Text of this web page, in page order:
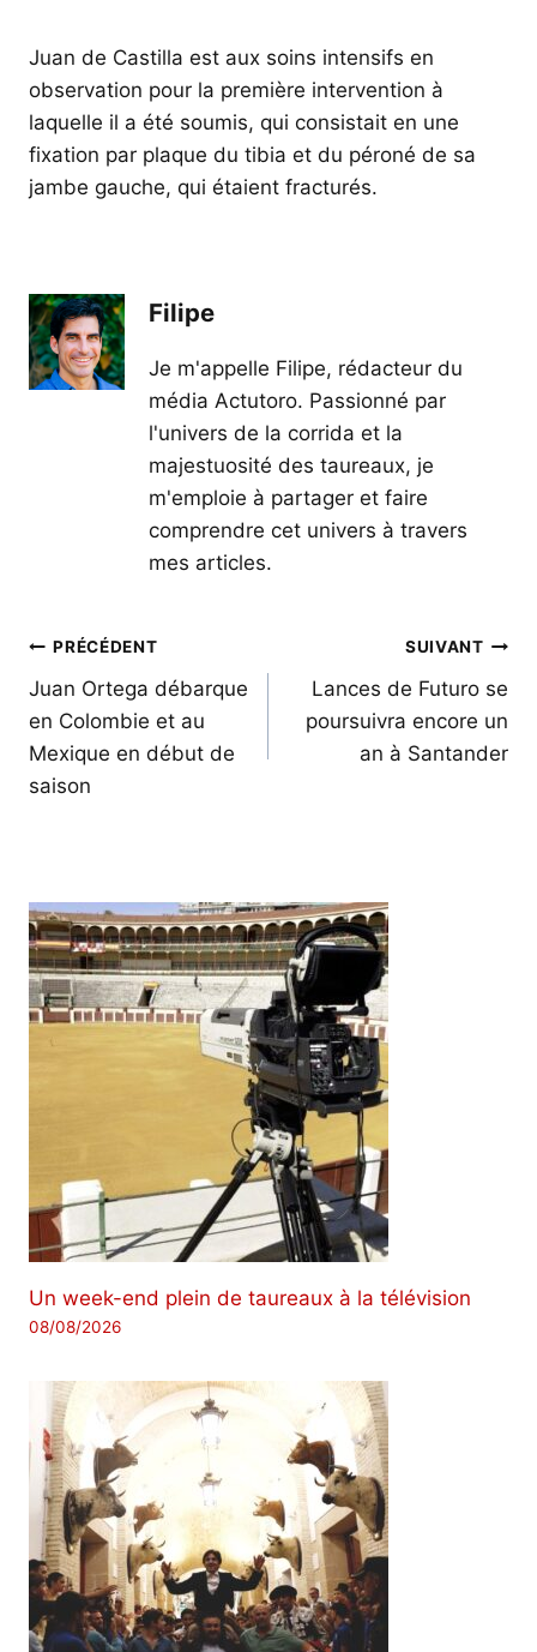
Juan de Castilla est aux soins intensifs en
observation pour la première intervention à
laquelle il a été soumis, qui consistait en une
fixation par plaque du tibia et du péroné de sa
jambe gauche, qui étaient fracturés.
Filipe
Je m'appelle Filipe, rédacteur du
média Actutoro. Passionné par
l'univers de la corrida et la
majestuosité des taureaux, je
m'emploie à partager et faire
comprendre cet univers à travers
mes articles.
Navigation
de
l’article
PRÉCÉDENT
Juan Ortega débarque
en Colombie et au
Mexique en début de
saison
SUIVANT
Lances de Futuro se
poursuivra encore un
an à Santander
Un week-end plein de taureaux à la télévision
08/08/2026